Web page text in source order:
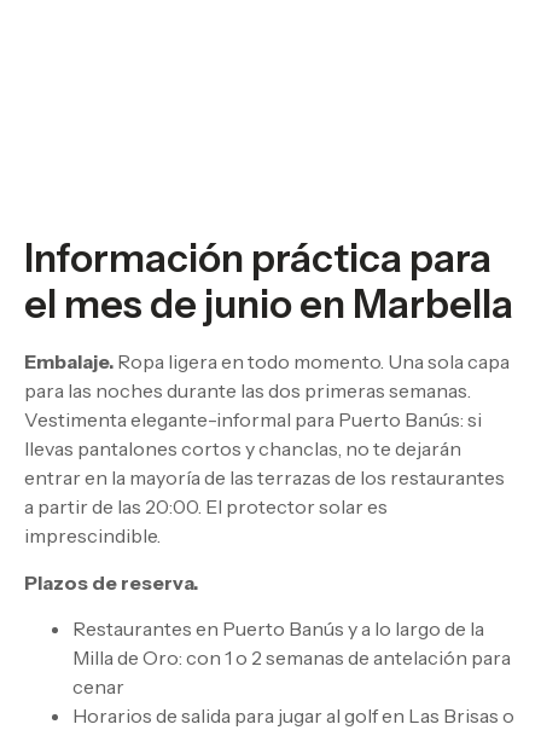
Información práctica para
el mes de junio en Marbella
Embalaje. Ropa ligera en todo momento. Una sola capa
para las noches durante las dos primeras semanas.
Vestimenta elegante-informal para Puerto Banús: si
llevas pantalones cortos y chanclas, no te dejarán
entrar en la mayoría de las terrazas de los restaurantes
a partir de las 20:00. El protector solar es
imprescindible.
Plazos de reserva.
Restaurantes en Puerto Banús y a lo largo de la
Milla de Oro: con 1 o 2 semanas de antelación para
cenar
Horarios de salida para jugar al golf en Las Brisas o